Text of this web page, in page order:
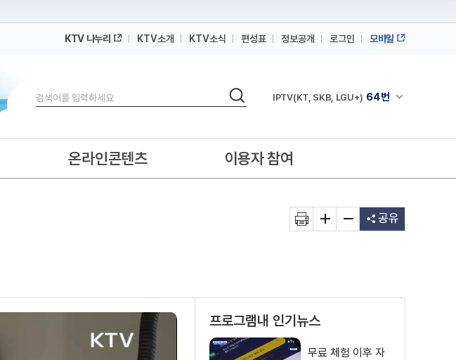
KTV 나누리 KTV소개 KTV소식 편성표 정보공개 로그인 모바일
검색
검색 채널안내 펼쳐
IPTV(KT, SKB, LGU+) 64번
IPTV(KT, SKB, LGU+)
온라인콘텐츠 이용자 참여
공유
프로그램내 인기뉴스
무료 체험 이후 자